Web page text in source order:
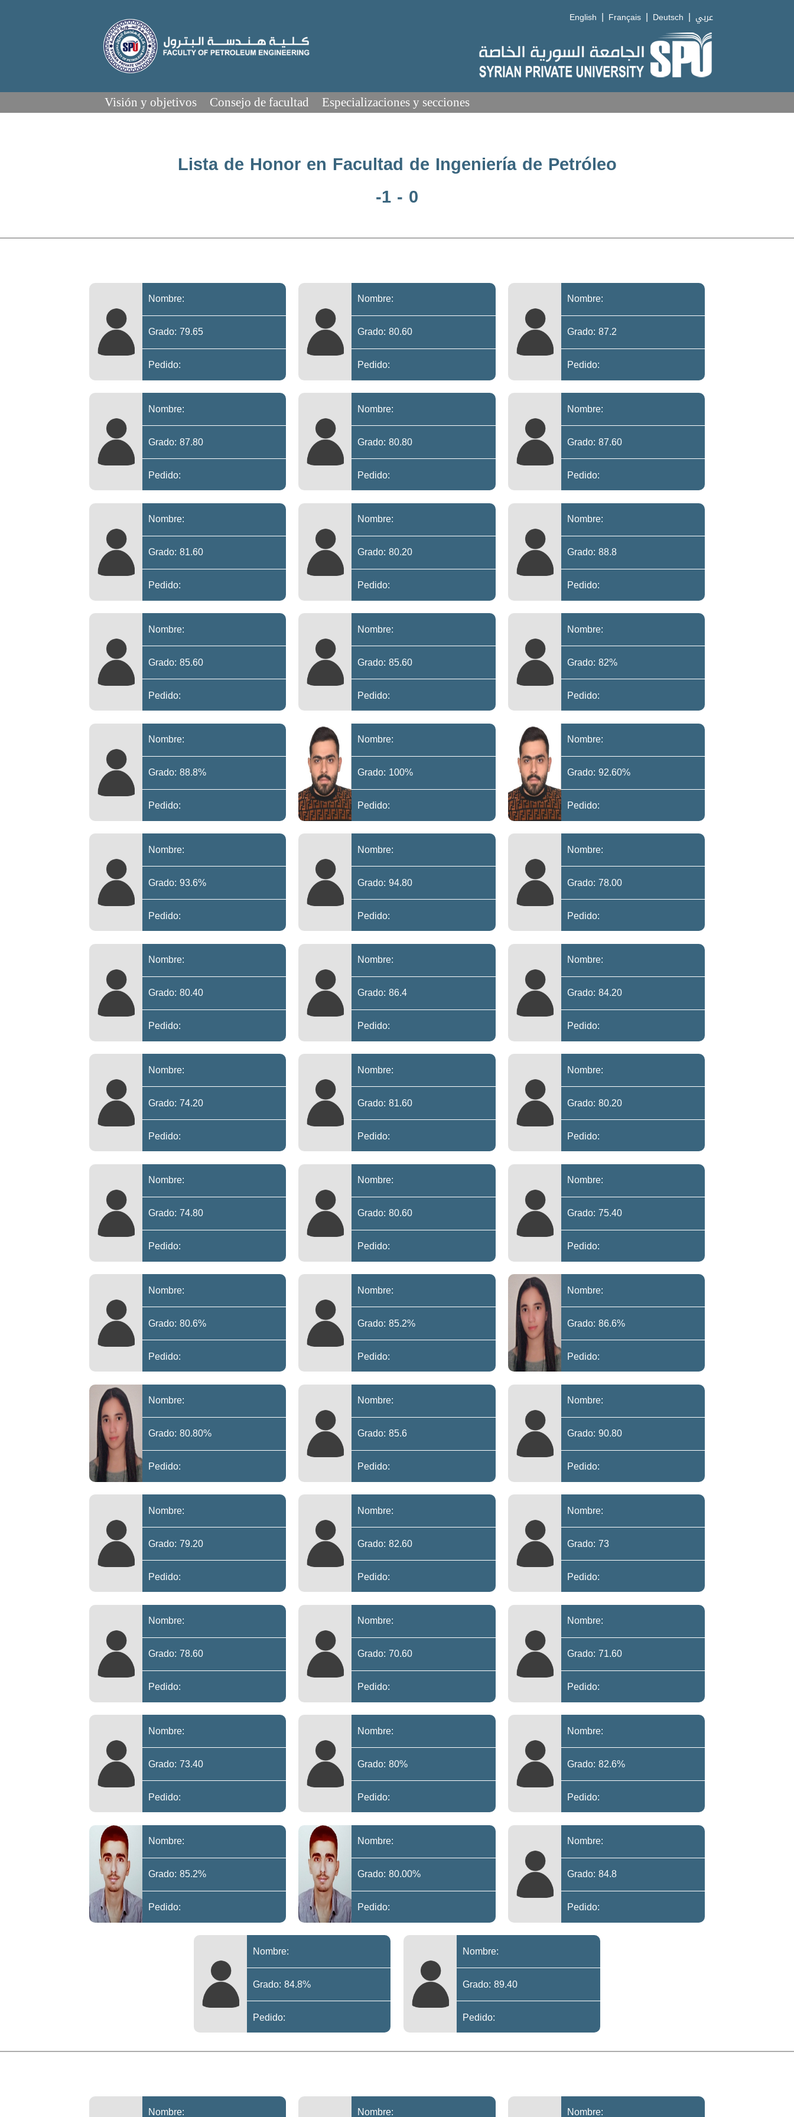
English | Français | Deutsch | عربي
Visión y objetivos Consejo de facultad Especializaciones y secciones
Lista de Honor en Facultad de Ingeniería de Petróleo
-1 - 0
Nombre:
Grado: 79.65
Pedido:
Nombre:
Grado: 80.60
Pedido:
Nombre:
Grado: 87.2
Pedido:
Nombre:
Grado: 87.80
Pedido:
Nombre:
Grado: 80.80
Pedido:
Nombre:
Grado: 87.60
Pedido:
Nombre:
Grado: 81.60
Pedido:
Nombre:
Grado: 80.20
Pedido:
Nombre:
Grado: 88.8
Pedido:
Nombre:
Grado: 85.60
Pedido:
Nombre:
Grado: 85.60
Pedido:
Nombre:
Grado: 82%
Pedido:
Nombre:
Grado: 88.8%
Pedido:
Nombre:
Grado: 100%
Pedido:
Nombre:
Grado: 92.60%
Pedido:
Nombre:
Grado: 93.6%
Pedido:
Nombre:
Grado: 94.80
Pedido:
Nombre:
Grado: 78.00
Pedido:
Nombre:
Grado: 80.40
Pedido:
Nombre:
Grado: 86.4
Pedido:
Nombre:
Grado: 84.20
Pedido:
Nombre:
Grado: 74.20
Pedido:
Nombre:
Grado: 81.60
Pedido:
Nombre:
Grado: 80.20
Pedido:
Nombre:
Grado: 74.80
Pedido:
Nombre:
Grado: 80.60
Pedido:
Nombre:
Grado: 75.40
Pedido:
Nombre:
Grado: 80.6%
Pedido:
Nombre:
Grado: 85.2%
Pedido:
Nombre:
Grado: 86.6%
Pedido:
Nombre:
Grado: 80.80%
Pedido:
Nombre:
Grado: 85.6
Pedido:
Nombre:
Grado: 90.80
Pedido:
Nombre:
Grado: 79.20
Pedido:
Nombre:
Grado: 82.60
Pedido:
Nombre:
Grado: 73
Pedido:
Nombre:
Grado: 78.60
Pedido:
Nombre:
Grado: 70.60
Pedido:
Nombre:
Grado: 71.60
Pedido:
Nombre:
Grado: 73.40
Pedido:
Nombre:
Grado: 80%
Pedido:
Nombre:
Grado: 82.6%
Pedido:
Nombre:
Grado: 85.2%
Pedido:
Nombre:
Grado: 80.00%
Pedido:
Nombre:
Grado: 84.8
Pedido:
Nombre:
Grado: 84.8%
Pedido:
Nombre:
Grado: 89.40
Pedido:
Nombre: Nombre: Nombre: